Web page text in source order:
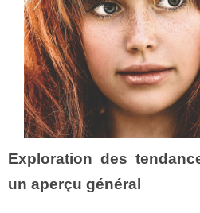
Exploration des
un aperçu général